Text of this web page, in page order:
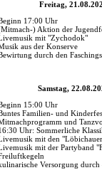
Bonussekunden
10 16
11